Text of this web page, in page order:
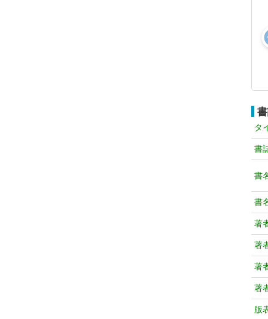
タ
書
書
書
著
著
著
著
版